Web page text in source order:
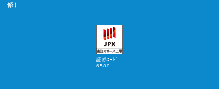
修)
証券ｺｰﾄﾞ
6580